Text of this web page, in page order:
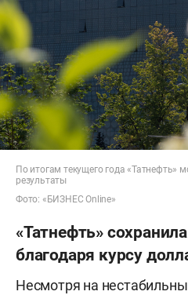
По итогам текущего года «Татнефть»
результаты
Фото: «БИЗНЕС Online»
«Татнефть»
благодаря курсу
Несмотря на